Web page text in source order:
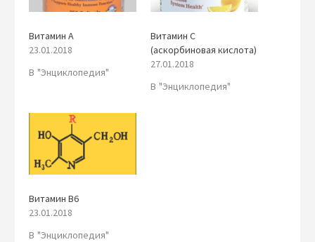
Витамин А
23.01.2018
В "Энциклопедия"
Витамин С
(аскорбиновая кислота)
27.01.2018
В "Энциклопедия"
Витамин B6
23.01.2018
В "Энциклопедия"